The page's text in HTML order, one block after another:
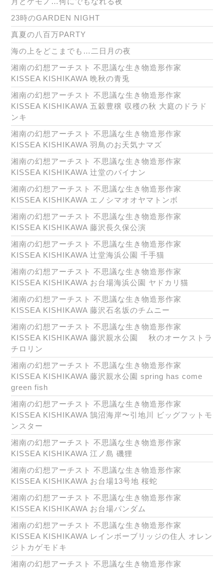
23時のGARDEN NIGHT
真夏の八百万PARTY
海の上をどこまでも…二日月の夜
湘南の幻想アーチスト 不思議な生き物造形作家
KISSEA KISHIKAWA 晩秋の青兎
湘南の幻想アーチスト 不思議な生き物造形作家
KISSEA KISHIKAWA 五穀豊穣 収穫の秋 大庭のドラド
ンキ
湘南の幻想アーチスト 不思議な生き物造形作家
KISSEA KISHIKAWA 羽鳥のお天気ナマズ
湘南の幻想アーチスト 不思議な生き物造形作家
KISSEA KISHIKAWA 辻堂のパイナン
湘南の幻想アーチスト 不思議な生き物造形作家
KISSEA KISHIKAWA エノシマオオヤマトンボ
湘南の幻想アーチスト 不思議な生き物造形作家
KISSEA KISHIKAWA 藤沢長久保公演
湘南の幻想アーチスト 不思議な生き物造形作家
KISSEA KISHIKAWA 辻堂海浜公園 千手猫
湘南の幻想アーチスト 不思議な生き物造形作家
KISSEA KISHIKAWA お台場海浜公園 ヤドカリ猫
湘南の幻想アーチスト 不思議な生き物造形作家
KISSEA KISHIKAWA 藤沢石名坂のチムニー
湘南の幻想アーチスト 不思議な生き物造形作家
KISSEA KISHIKAWA 藤沢親水公園 秋のオーケストラ
チロリン
湘南の幻想アーチスト 不思議な生き物造形作家
KISSEA KISHIKAWA 藤沢親水公園 spring has come
green fish
湘南の幻想アーチスト 不思議な生き物造形作家
KISSEA KISHIKAWA 鵠沼海岸〜引地川 ビッグフットモ
ンスター
湘南の幻想アーチスト 不思議な生き物造形作家
KISSEA KISHIKAWA 江ノ島 磯狸
湘南の幻想アーチスト 不思議な生き物造形作家
KISSEA KISHIKAWA お台場13号地 桜蛇
湘南の幻想アーチスト 不思議な生き物造形作家
KISSEA KISHIKAWA お台場パンダム
湘南の幻想アーチスト 不思議な生き物造形作家
KISSEA KISHIKAWA レインボーブリッジの住人 オレン
ジトカゲモドキ
湘南の幻想アーチスト 不思議な生き物造形作家